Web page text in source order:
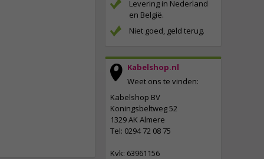
Levering in Nederland
en België.
Niet goed, geld terug.
Kabelshop.nl
Weet ons te vinden:
Kabelshop BV
Koningsbeltweg 52
1329 AK Almere
Tel: 0294 72 08 75
Kvk: 63961156